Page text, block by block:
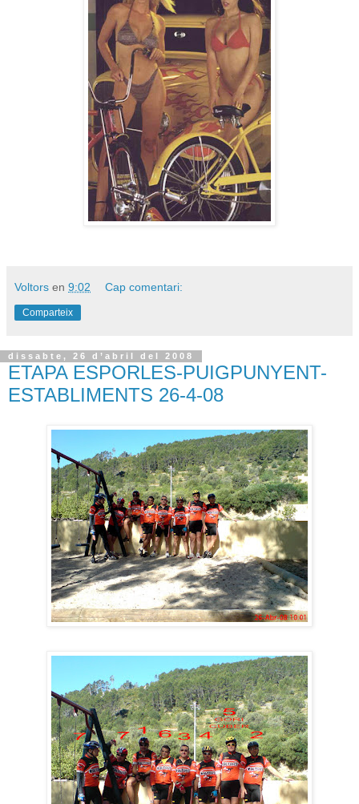
Voltors en 9:02 Cap comentari:
Comparteix
dissabte, 26 d’abril del 2008
ETAPA ESPORLES-PUIGPUNYENT-
ESTABLIMENTS 26-4-08